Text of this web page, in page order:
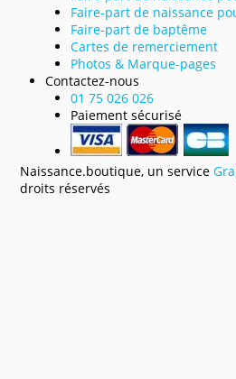
Faire-part de naissance
Faire-part de baptême
Cartes de remerciement
Photos & Marque-pages
Contactez-nous
01 75 026 026
Paiement sécurisé
Naissance.boutique, un service
droits réservés